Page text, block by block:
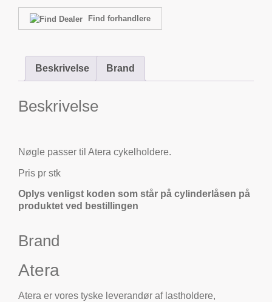
Find forhandlere
Beskrivelse Brand
Beskrivelse
Nøgle passer til Atera cykelholdere.
Pris pr stk
Oplys venligst koden som står på cylinderlåsen på
produktet ved bestillingen
Brand
Atera
Atera er vores tyske leverandør af lastholdere,